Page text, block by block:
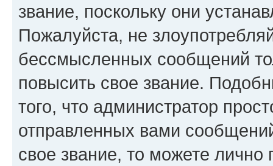
звание, поскольку они
Пожалуйста, не
бессмысленных сообщений
повысить свое звание.
того, что администратор
отправленных вами
свое звание, то можете лично